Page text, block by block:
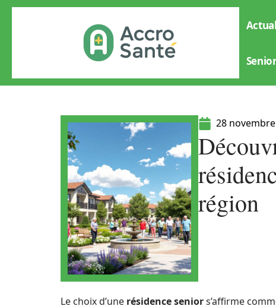
28
région
Le choix d’une résidence seniors’affirme